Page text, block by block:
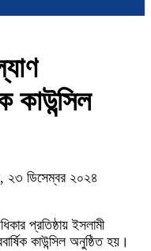
কাউন্সিল
২৩ ডিসেম্বর ২০২৪
প্রতিষ্ঠায় ইসলামী
কাউন্সিল অনুষ্ঠিত হয়।